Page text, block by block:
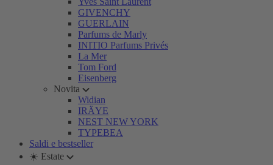
GIVENCHY
GUERLAIN
Parfums de Marly
INITIO Parfums Privés
La Mer
Tom Ford
Eisenberg
Novita
Widian
IRÄYE
NEST NEW YORK
TYPEBEA
Saldi e bestseller
☀️ Estate